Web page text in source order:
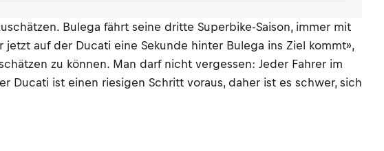
Bulega fährt seine dritte Superbike-Saison, immer mit
auf der Ducati eine Sekunde hinter Bulega ins Ziel kommt»,
zu können. Man darf nicht vergessen: Jeder Fahrer im
Ducati ist einen riesigen Schritt voraus, daher ist es schwer, sich